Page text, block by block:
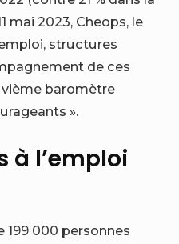
mai 2023, Cheops, le
structures
de ces
baromètre
».
à l’emploi
199 000 personnes